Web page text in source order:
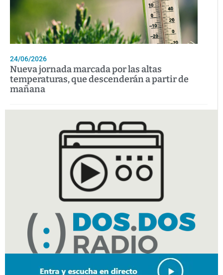
24/06/2026
Nueva jornada marcada por las altas
temperaturas, que descenderán a partir de
mañana